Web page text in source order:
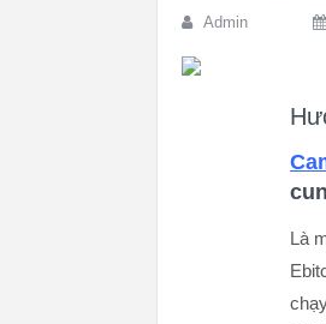
Admin
Là